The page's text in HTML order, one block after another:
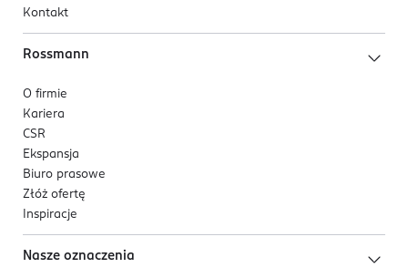
Kontakt
Rossmann
O firmie
Kariera
CSR
Ekspansja
Biuro prasowe
Złóż ofertę
Inspiracje
Nasze oznaczenia